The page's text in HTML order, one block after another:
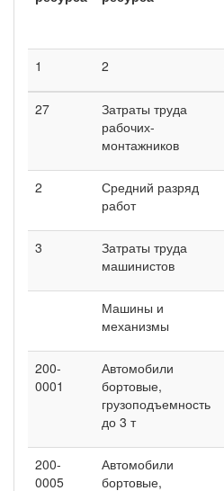
1 2
27
Затраты труда
рабочих-
монтажников
2
Средний разряд
работ
3
Затраты труда
машинистов
Машины и
механизмы
200-
0001
Автомобили
бортовые,
грузоподъемность
до 3 т
200-
0005
Автомобили
бортовые,